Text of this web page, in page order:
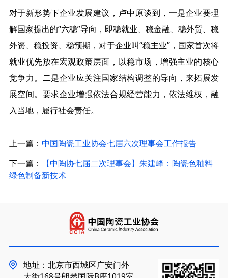
对于新形势下企业发展建议，卢中原谈到，一是企业要理
解国家提出的“六稳”导向，即稳就业、稳金融、稳外贸、稳
外资、稳投资、稳预期，对于企业叫“稳主业”，国家首次将
就业优先放在宏观政策层面，以稳市场，增强主业的核心
竞争力。二是企业应关注国家结构调整的导向，来拓展发
展空间。要求企业增强依法合规经营能力，依法维权，融
入当地，履行社会责任。
上一篇： 中国陶瓷工业协会七届六次理事会工作报告
下一篇：
【中陶协七届二次理事会】朱建峰：陶瓷色釉料
绿色制备新技术
地址：北京市西城区广安门外